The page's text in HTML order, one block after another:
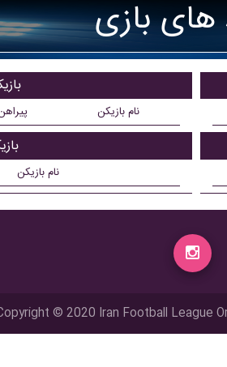
های بازی
نام بازیکن
نام بازیکن
© 2020 Iran Football League